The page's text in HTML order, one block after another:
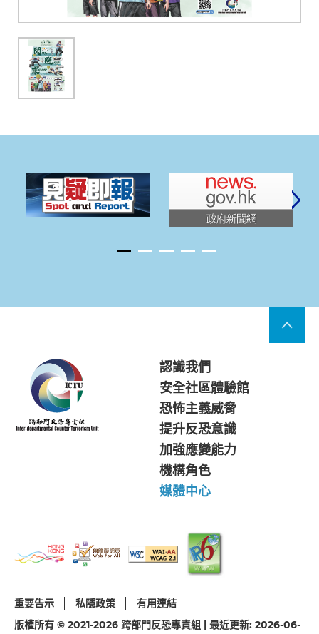
認識我們
安全社區體驗館
恐怖主義威脅
提升反恐意識
加強應變能力
機構角色
媒體中心
重要告示 私隱政策
有用連結
版權所有 © 2021-2026 跨部門反恐專責組 | 最近更新: 2026-06-